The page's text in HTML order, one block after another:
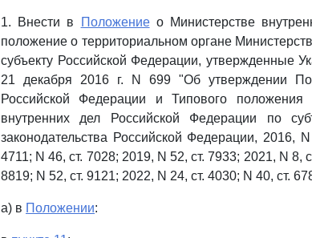
1. Внести в Положениео Министерстве
положение о территориальном органе
субъекту Российской Федерации, утвержденные
21 декабря 2016 г. N 699 "Об утверждении
Российской Федерации и Типового положения
внутренних дел Российской Федерации по
законодательства Российской Федерации, 2016,
4711; N 46, ст. 7028; 2019, N 52, ст. 7933; 2021, N 8,
8819; N 52, ст. 9121; 2022, N 24, ст. 4030; N 40, ст.
а) в Положении: